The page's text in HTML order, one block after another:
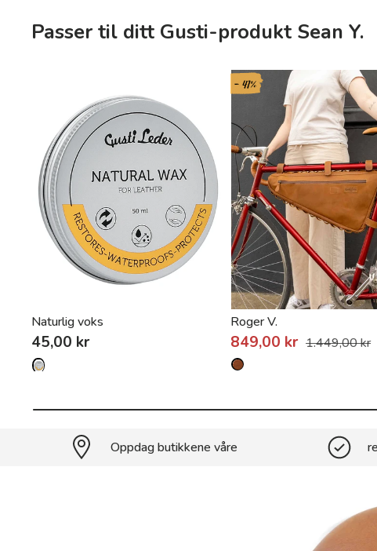
Passer til ditt Gusti-produkt Sean Y.
Naturlig voks
45,00 kr
- 41%
Roger V.
849,00 kr 1.449,00 kr
Oppdag butikkene våre